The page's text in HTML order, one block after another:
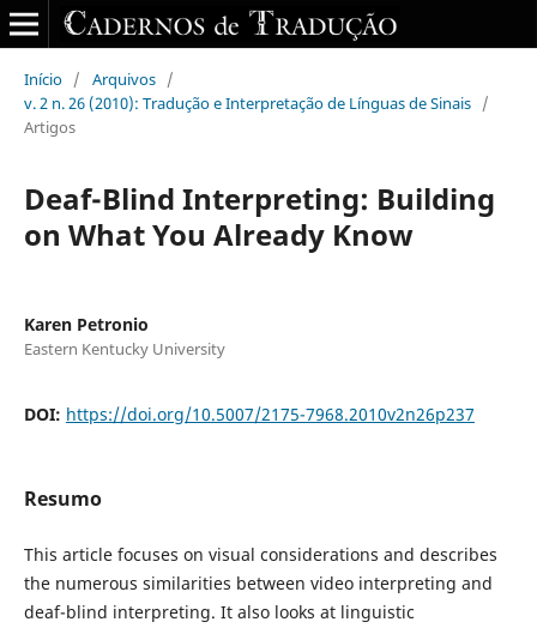
Início / Arquivos /
v. 2 n. 26 (2010): Tradução e Interpretação de Línguas de Sinais /
Artigos
Deaf-Blind Interpreting: Building
on What You Already Know
Karen Petronio
Eastern Kentucky University
DOI: https://doi.org/10.5007/2175-7968.2010v2n26p237
Resumo
This article focuses on visual considerations and describes
the numerous similarities between video interpreting and
deaf-blind interpreting. It also looks at linguistic